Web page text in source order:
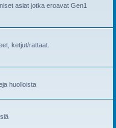
asiat jotka eroavat Gen1
ketjut/rattaat.
huolloista